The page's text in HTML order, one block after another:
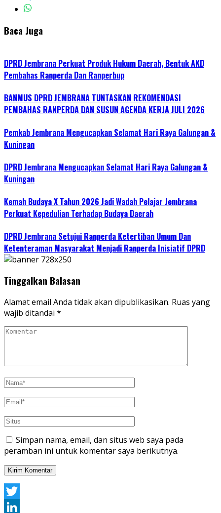
Baca Juga
DPRD Jembrana Perkuat Produk Hukum Daerah, Bentuk AKD
Pembahas Ranperda Dan Ranperbup
BANMUS DPRD JEMBRANA TUNTASKAN REKOMENDASI
PEMBAHAS RANPERDA DAN SUSUN AGENDA KERJA JULI 2026
Pemkab Jembrana Mengucapkan Selamat Hari Raya Galungan &
Kuningan
DPRD Jembrana Mengucapkan Selamat Hari Raya Galungan &
Kuningan
Kemah Budaya X Tahun 2026 Jadi Wadah Pelajar Jembrana
Perkuat Kepedulian Terhadap Budaya Daerah
DPRD Jembrana Setujui Ranperda Ketertiban Umum Dan
Ketenteraman Masyarakat Menjadi Ranperda Inisiatif DPRD
Tinggalkan Balasan
Alamat email Anda tidak akan dipublikasikan. Ruas yang
wajib ditandai *
Simpan nama, email, dan situs web saya pada
peramban ini untuk komentar saya berikutnya.
Twitter